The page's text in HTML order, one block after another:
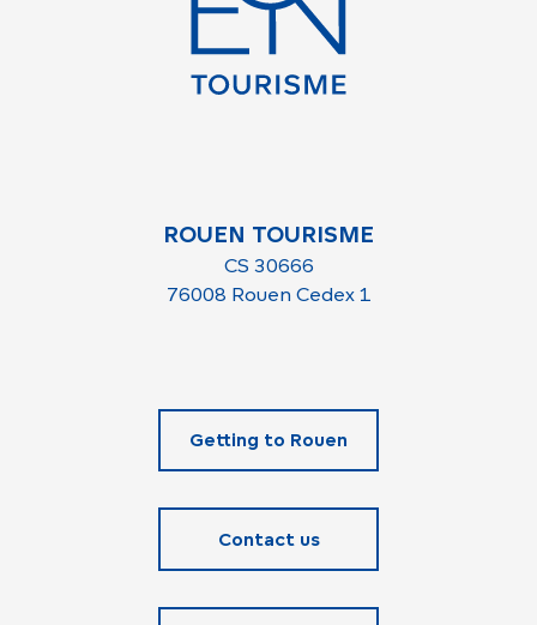
ROUEN TOURISME
CS 30666
76008 Rouen Cedex 1
Getting to Rouen
Contact us